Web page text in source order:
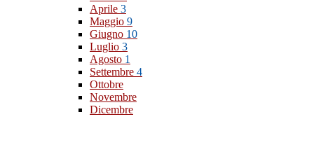
Aprile 3
Maggio 9
Giugno 10
Luglio 3
Agosto 1
Settembre 4
Ottobre
Novembre
Dicembre